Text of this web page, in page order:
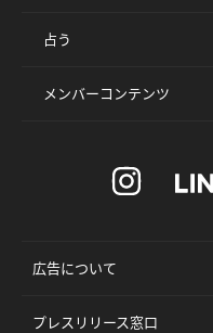
占う
メンバーコンテンツ
広告について
プレスリリース窓口